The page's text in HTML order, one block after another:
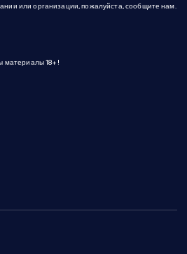
или организации, пожалуйста, сообщите нам.
материалы 18+!